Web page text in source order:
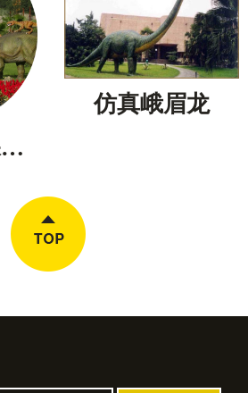
管理和质量保证体系国际质量管理和质量保证体系国际质量
仿真峨眉龙